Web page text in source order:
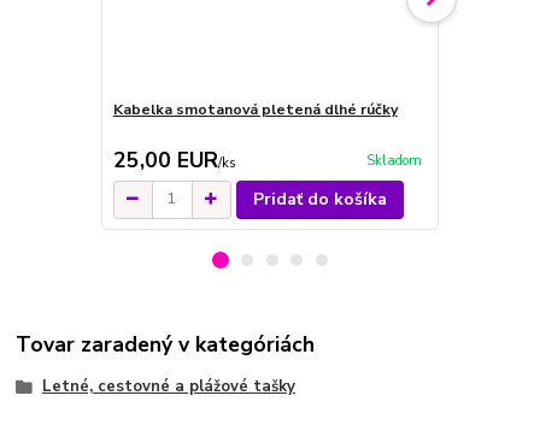
Kabelka smotanová pletená dlhé rúčky
25,00 EUR/ks Skladom
Pridať do košíka
Tovar zaradený v kategóriách
Letné, cestovné a plážové tašky